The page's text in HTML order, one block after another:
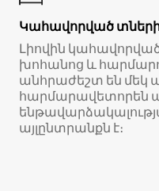
Կահավորված տների
Լիովին
խոհանոց և
անհրաժեշտ են մեկ
հարմարավետորեն
այլընտրանքն է։